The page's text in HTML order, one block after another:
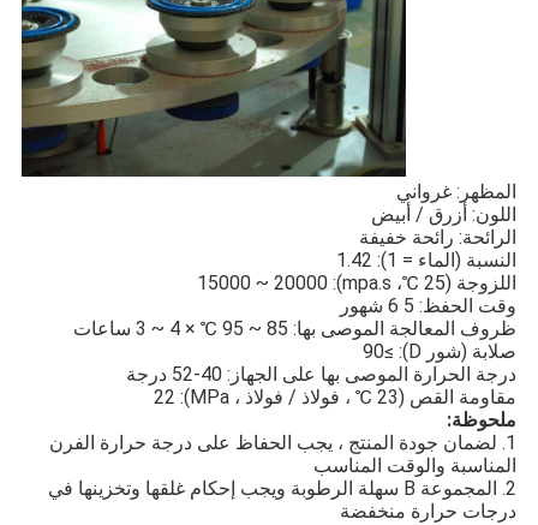
المظهر: غرواني
اللون: أزرق / أبيض
الرائحة: رائحة خفيفة
النسبة (الماء = 1): 1.42
اللزوجة (25 ℃، mpa.s): 15000 ~ 20000
وقت الحفظ: 5 6 شهور
ظروف المعالجة الموصى بها: 85 ~ 95 ℃ × 4 ~ 3 ساعات
صلابة (شور D): ≥90
درجة الحرارة الموصى بها على الجهاز: 40-52 درجة
مقاومة القص (23 ℃ ، فولاذ / فولاذ ، MPa): 22
ملحوظة:
1. لضمان جودة المنتج ، يجب الحفاظ على درجة حرارة الفرن
المناسبة والوقت المناسب
2. المجموعة B سهلة الرطوبة ويجب إحكام غلقها وتخزينها في
درجات حرارة منخفضة